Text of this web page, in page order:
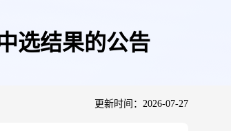
选结果的公告
更新时间：2026-07-27